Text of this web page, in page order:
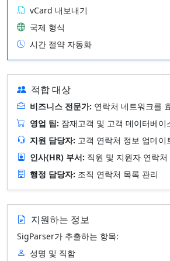
vCard 내보내기
국제 형식
시간 절약 자동화
적합 대상
비즈니스 전문가: 연락처 네트워크를
영업 팀: 잠재고객 및 고객 데이터베이
지원 담당자: 고객 연락처 정보 업데이
인사(HR) 부서: 직원 및 지원자 연락처
행정 담당자: 조직 연락처 목록 관리
지원하는 정보
SigParser가 추출하는 항목:
성명 및 직함